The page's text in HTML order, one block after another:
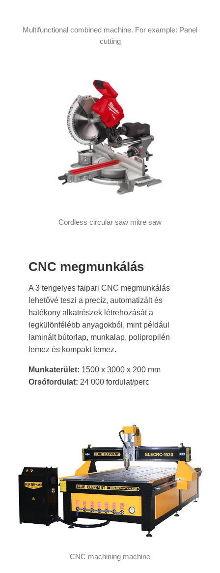
Multifunctional combined machine. For example: Panel
cutting
Cordless circular saw mitre saw
CNC megmunkálás
A 3 tengelyes faipari CNC megmunkálás
lehetővé teszi a precíz, automatizált és
hatékony alkatrészek létrehozását a
legkülönfélébb anyagokból, mint például
laminált bútorlap, munkalap, polipropilén
lemez és kompakt lemez.
Munkaterület: 1500 x 3000 x 200 mm
Orsófordulat: 24 000 fordulat/perc
CNC machining machine